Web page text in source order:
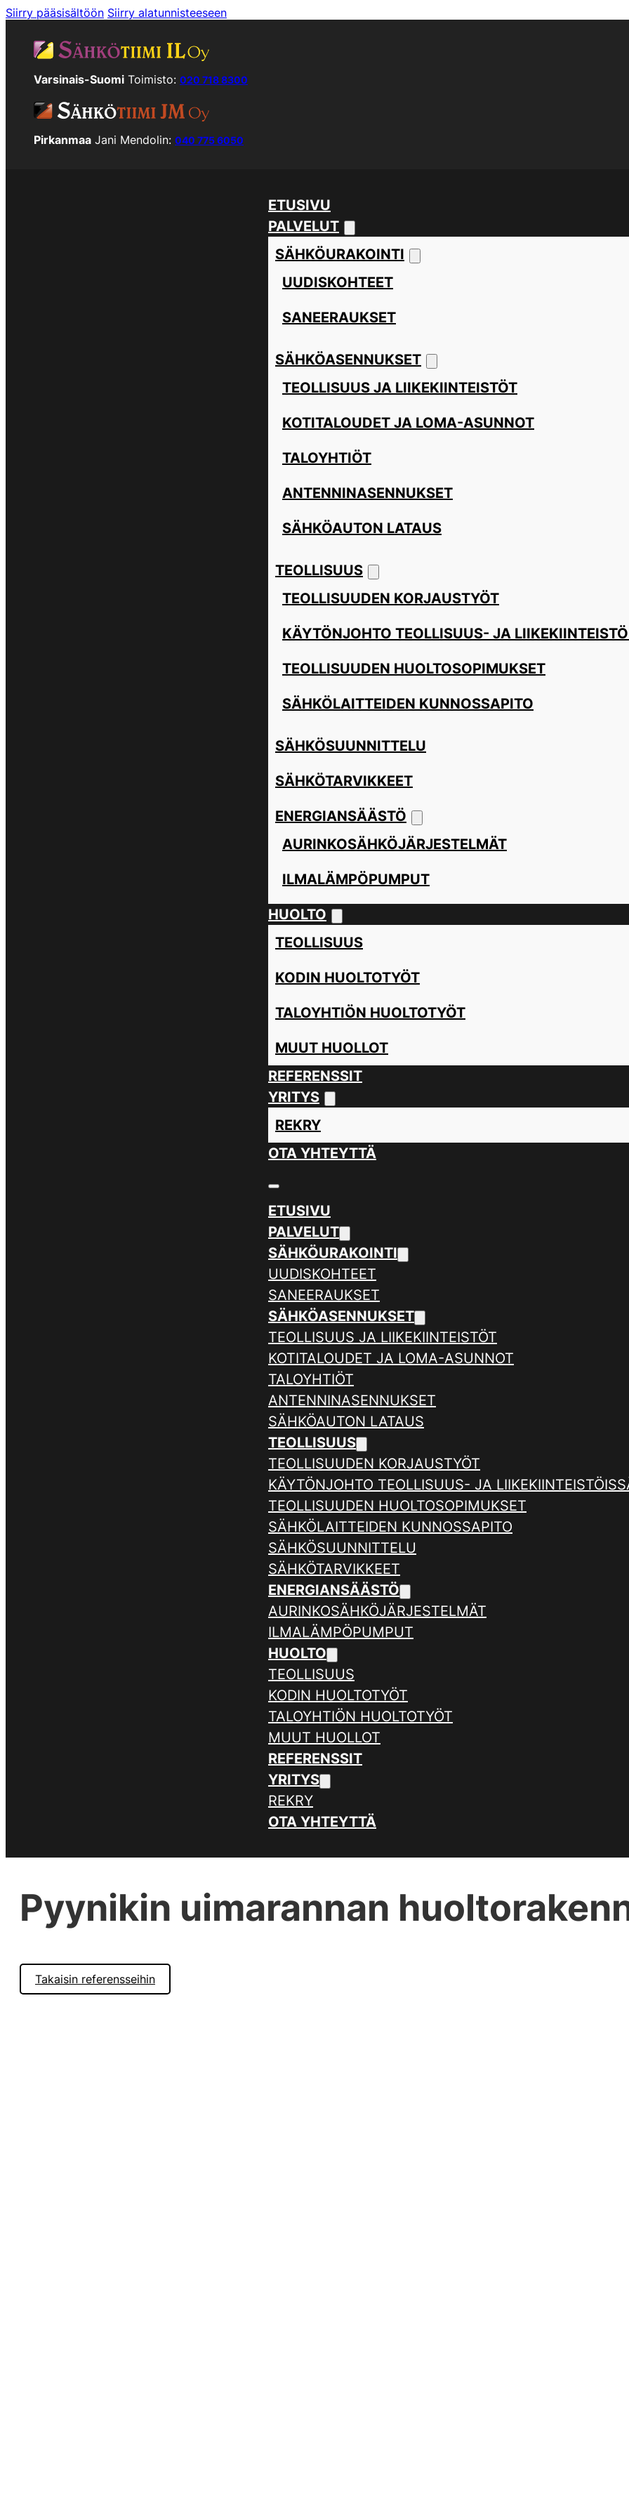
Siirry pääsisältöön Siirry alatunnisteeseen
Varsinais-Suomi Toimisto: 020 718 8300
Pirkanmaa Jani Mendolin: 040 775 6050
ETUSIVU
PALVELUT
SÄHKÖURAKOINTI
UUDISKOHTEET
SANEERAUKSET
SÄHKÖASENNUKSET
TEOLLISUUS JA LIIKEKIINTEISTÖT
KOTITALOUDET JA LOMA-ASUNNOT
TALOYHTIÖT
ANTENNINASENNUKSET
SÄHKÖAUTON LATAUS
TEOLLISUUS
TEOLLISUUDEN KORJAUSTYÖT
KÄYTÖNJOHTO TEOLLISUUS- JA
TEOLLISUUDEN HUOLTOSOPIMUKSET
SÄHKÖLAITTEIDEN KUNNOSSAPITO
SÄHKÖSUUNNITTELU
SÄHKÖTARVIKKEET
ENERGIANSÄÄSTÖ
AURINKOSÄHKÖJÄRJESTELMÄT
ILMALÄMPÖPUMPUT
HUOLTO
TEOLLISUUS
KODIN HUOLTOTYÖT
TALOYHTIÖN HUOLTOTYÖT
MUUT HUOLLOT
REFERENSSIT
YRITYS
REKRY
OTA YHTEYTTÄ
ETUSIVU
PALVELUT
SÄHKÖURAKOINTI
UUDISKOHTEET
SANEERAUKSET
SÄHKÖASENNUKSET
TEOLLISUUS JA LIIKEKIINTEISTÖT
KOTITALOUDET JA LOMA-ASUNNOT
TALOYHTIÖT
ANTENNINASENNUKSET
SÄHKÖAUTON LATAUS
TEOLLISUUS
TEOLLISUUDEN KORJAUSTYÖT
KÄYTÖNJOHTO TEOLLISUUS- JA
TEOLLISUUDEN HUOLTOSOPIMUKSET
SÄHKÖLAITTEIDEN KUNNOSSAPITO
SÄHKÖSUUNNITTELU
SÄHKÖTARVIKKEET
ENERGIANSÄÄSTÖ
AURINKOSÄHKÖJÄRJESTELMÄT
ILMALÄMPÖPUMPUT
HUOLTO
TEOLLISUUS
KODIN HUOLTOTYÖT
TALOYHTIÖN HUOLTOTYÖT
MUUT HUOLLOT
REFERENSSIT
YRITYS
REKRY
OTA YHTEYTTÄ
Pyynikin uimarannan
Takaisin referensseihin